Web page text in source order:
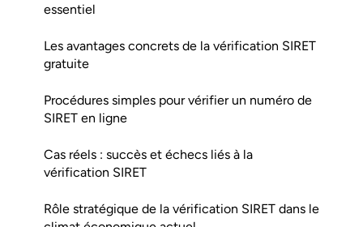
essentiel
Les avantages concrets de la vérification SIRET
gratuite
Procédures simples pour vérifier un numéro de
SIRET en ligne
Cas réels : succès et échecs liés à la
vérification SIRET
Rôle stratégique de la vérification SIRET dans le